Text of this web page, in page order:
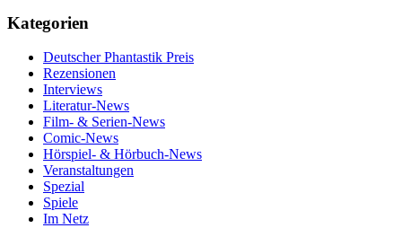
Kategorien
Deutscher Phantastik Preis
Rezensionen
Interviews
Literatur-News
Film- & Serien-News
Comic-News
Hörspiel- & Hörbuch-News
Veranstaltungen
Spezial
Spiele
Im Netz